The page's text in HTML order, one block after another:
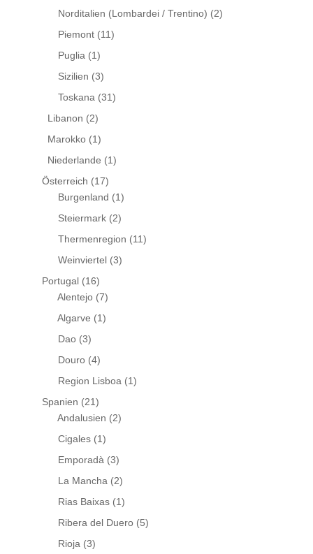
Norditalien (Lombardei / Trentino) (2)
Piemont(11)
Puglia (1)
Sizilien (3)
Toskana (31)
Libanon (2)
Marokko(1)
Niederlande (1)
Österreich (17)
Burgenland (1)
Steiermark(2)
Thermenregion (11)
Weinviertel(3)
Portugal(16)
Alentejo(7)
Algarve (1)
Dao(3)
Douro(4)
Region Lisboa (1)
Spanien (21)
Andalusien (2)
Cigales(1)
Emporadà (3)
La Mancha (2)
Rias Baixas(1)
Ribera del Duero(5)
Rioja (3)